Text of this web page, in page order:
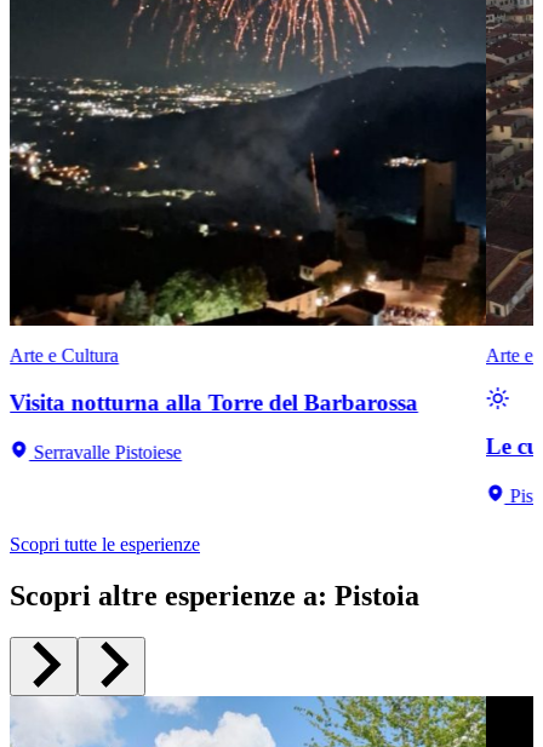
Arte e Cultura
Visita notturna alla Torre del Barbarossa
Serravalle Pistoiese
Arte e
Le
Scopri tutte le esperienze
Scopri altre esperienze a: Pistoia